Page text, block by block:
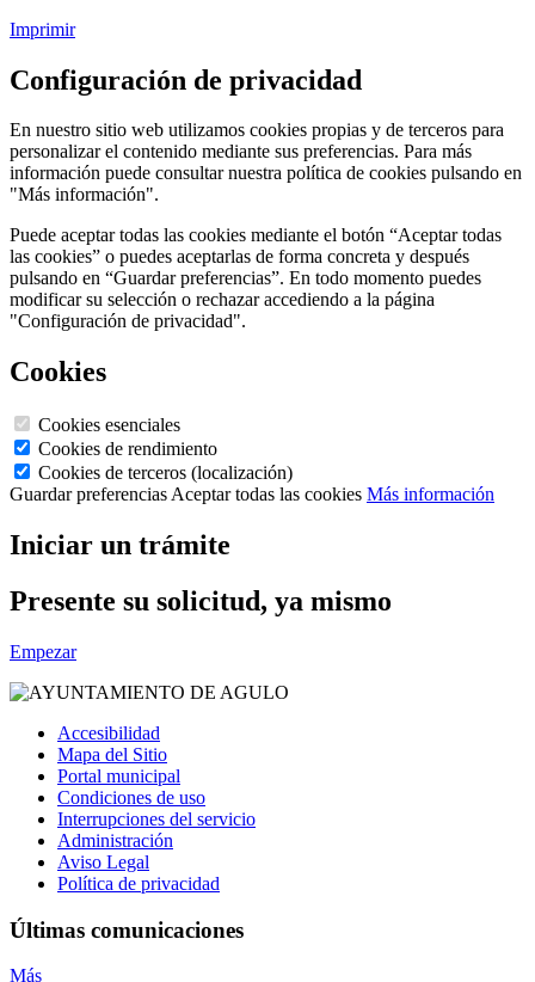
Imprimir
Configuración de privacidad
En nuestro sitio web utilizamos cookies propias y de terceros para
personalizar el contenido mediante sus preferencias. Para más
información puede consultar nuestra política de cookies pulsando en
"Más información".
Puede aceptar todas las cookies mediante el botón “Aceptar todas
las cookies” o puedes aceptarlas de forma concreta y después
pulsando en “Guardar preferencias”. En todo momento puedes
modificar su selección o rechazar accediendo a la página
"Configuración de privacidad".
Cookies
Cookies esenciales
Cookies de rendimiento
Cookies de terceros (localización)
Guardar preferencias Aceptar todas las cookies Más información
Iniciar un trámite
Presente su solicitud, ya mismo
Empezar
Accesibilidad
Mapa del Sitio
Portal municipal
Condiciones de uso
Interrupciones del servicio
Administración
Aviso Legal
Política de privacidad
Últimas comunicaciones
Más